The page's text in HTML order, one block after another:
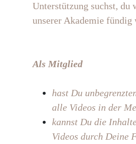
Unterstützung suchst, du
unserer Akademie fündig
Als Mitglied
hast Du
alle Videos in der
kannst Du die
Videos durch Deine